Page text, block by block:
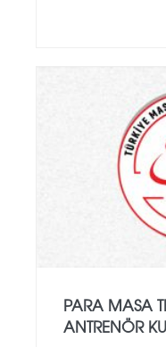
PARA MASA
ANTRENÖR